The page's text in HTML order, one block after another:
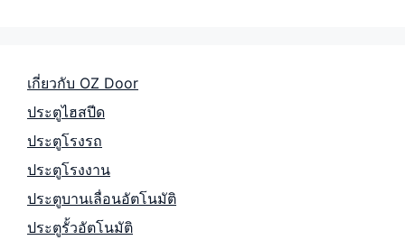
เกี่ยวกับ OZ Door
ประตูไฮสปีด
ประตูโรงรถ
ประตูโรงงาน
ประตูบานเลื่อนอัตโนมัติ
ประตูรั้วอัตโนมัติ